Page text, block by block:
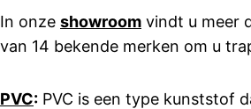
In onze showroom vindt u meer
van 14 bekende merken om u
PVC: PVC is een type kunststof